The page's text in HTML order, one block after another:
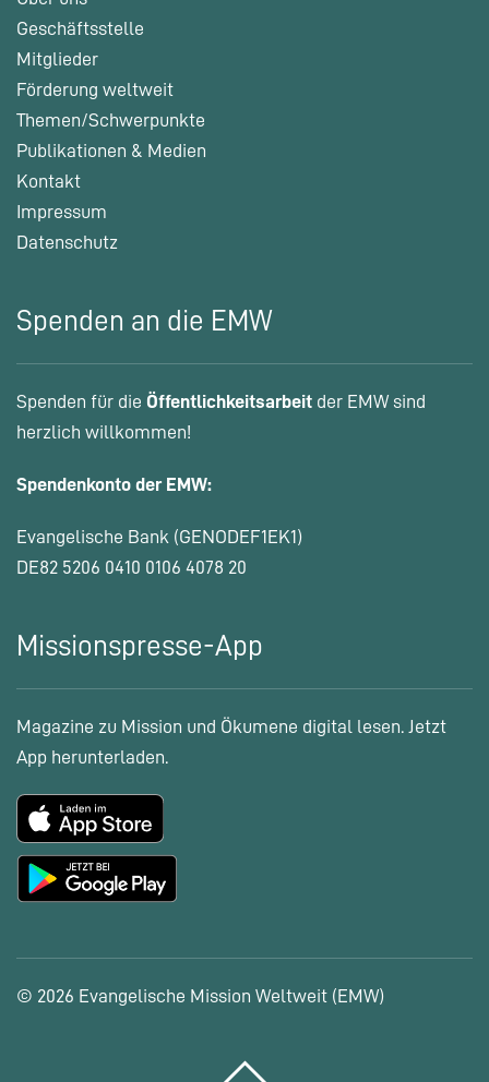
Geschäftsstelle
Mitglieder
Förderung weltweit
Themen/Schwerpunkte
Publikationen & Medien
Kontakt
Impressum
Datenschutz
Spenden an die EMW
Spenden für die Öffentlichkeitsarbeit der EMW sind
herzlich willkommen!
Spendenkonto der EMW:
Evangelische Bank (GENODEF1EK1)
DE82 5206 0410 0106 4078 20
Missionspresse-App
Magazine zu Mission und Ökumene digital lesen. Jetzt
App herunterladen.
© 2026 Evangelische Mission Weltweit (EMW)